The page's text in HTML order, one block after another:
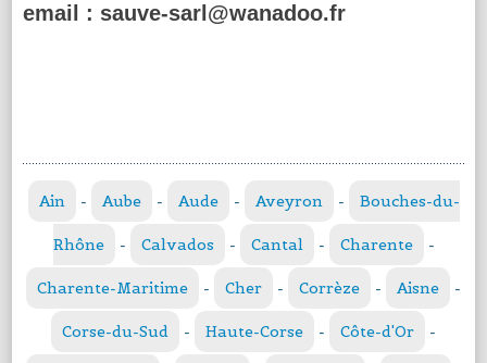
email : sauve-sarl@wanadoo.fr
Ain - Aube - Aude - Aveyron - Bouches-du-
Rhône - Calvados - Cantal - Charente -
Charente-Maritime - Cher - Corrèze - Aisne -
Corse-du-Sud - Haute-Corse - Côte-d'Or -